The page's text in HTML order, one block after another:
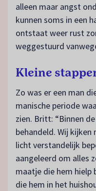
alleen maar angst
kunnen soms in een
ontstaat weer rust
weggestuurd
Kleine
Zo was er een man
manische periode
zien. Britt: “Binnen
behandeld. Wij kijken
licht verstandelijk
aangeleerd om alles
maatje die hem hielp
die hem in het